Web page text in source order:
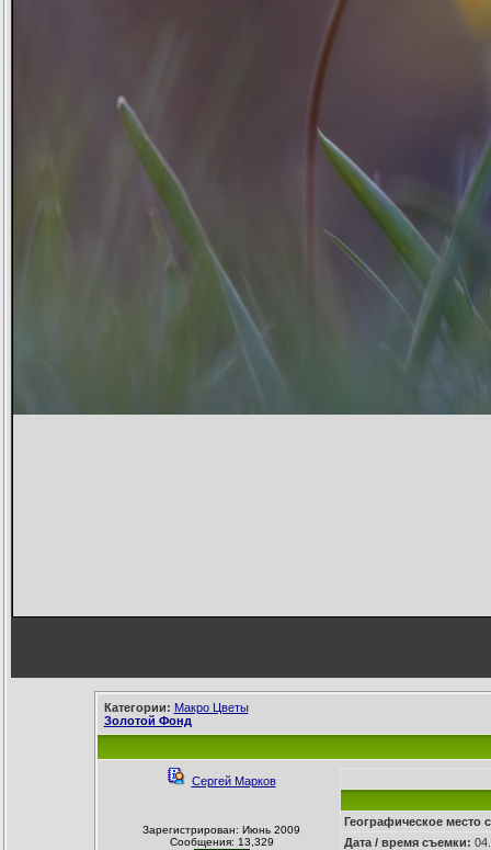
Категории: Макро Цветы
Золотой Фонд
Сергей Марков
Зарегистрирован: Июнь 2009
Сообщения: 13,329
Географическое место
Дата / время съемки: